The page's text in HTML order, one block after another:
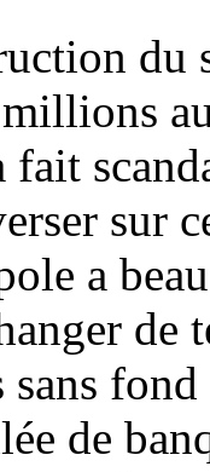
du
sur
a
de
sans
de